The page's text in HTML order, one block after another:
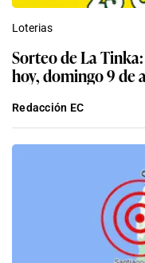
Loterias
Sorteo de La
hoy, domingo 9 de
Redacción EC